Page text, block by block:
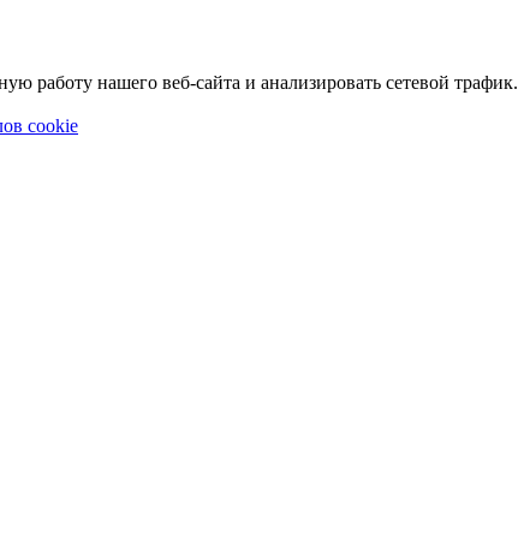
работу нашего веб-сайта и анализировать сетевой трафик.
cookie